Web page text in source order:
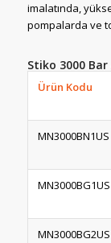
imalatında,
pompalarda ve
Stiko 3000
Ürün Kodu
MN3000BN1US
MN3000BG1US
MN3000BG2US